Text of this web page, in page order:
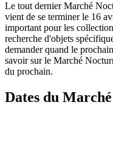
Le tout dernier Marché
vient de se terminer le 16
important pour les
recherche d'objets
demander quand le
savoir sur le Marché
du prochain.
Dates du